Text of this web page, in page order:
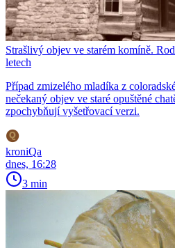
Strašlivý objev ve starém komíně.
letech
Případ zmizelého mladíka z
nečekaný objev ve staré opuštěné
zpochybňují vyšetřovací verzi.
kroniQa
dnes, 16:28
3 min